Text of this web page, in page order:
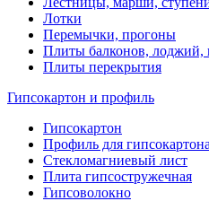
Лотки
Перемычки, прогоны
Плиты балконов, лоджий,
Плиты перекрытия
Гипсокартон и профиль
Гипсокартон
Профиль для гипсокартона
Стекломагниевый лист
Плита гипсостружечная
Гипсоволокно